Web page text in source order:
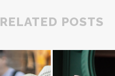
RELATED POSTS